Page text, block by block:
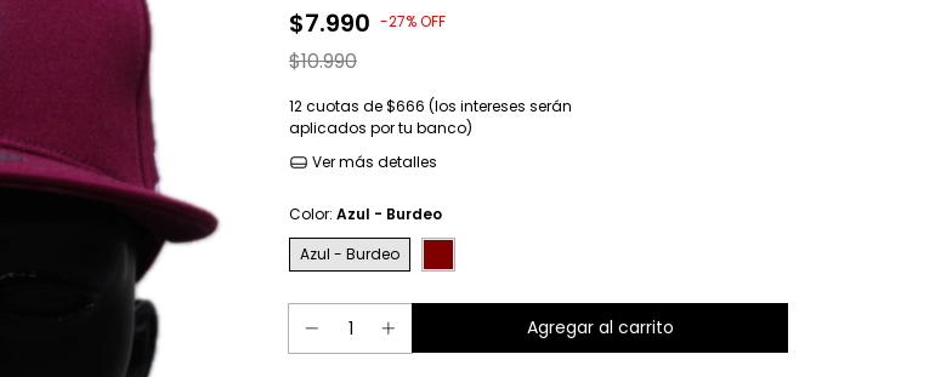
$7.990 -27%OFF
$10.990
12cuotas de$666 (los intereses serán
aplicados por tu banco)
Ver más detalles
Color: Azul - Burdeo
Azul - Burdeo